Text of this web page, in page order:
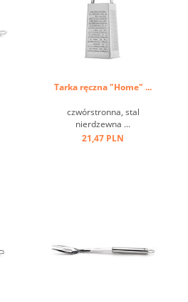
Tarka ręczna "Home" ...
czwórstronna, stal
nierdzewna ...
21,47 PLN